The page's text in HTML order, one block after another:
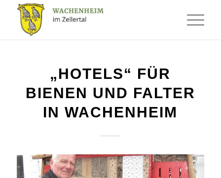
„HOTELS“ FÜR
BIENEN UND FALTER
IN WACHENHEIM